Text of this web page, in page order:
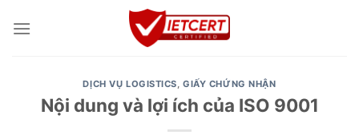
DỊCH VỤ LOGISTICS,GIẤY CHỨNG NHẬN
Nội dung và lợi ích của ISO 9001